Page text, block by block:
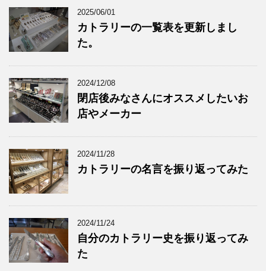
2025/06/01
カトラリーの一覧表を更新しまし
た。
2024/12/08
閉店後みなさんにオススメしたいお
店やメーカー
2024/11/28
カトラリーの名言を振り返ってみた
2024/11/24
自分のカトラリー史を振り返ってみ
た